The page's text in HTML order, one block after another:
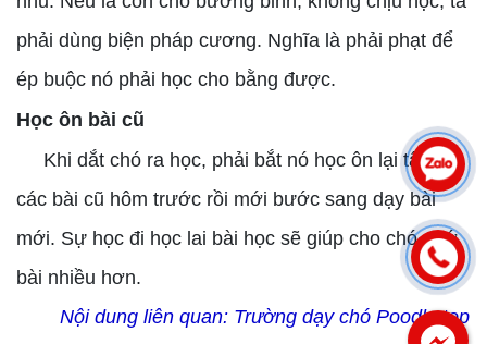
phải dùng biện pháp cương. Nghĩa là phải phạt để
ép buộc nó phải học cho bằng được.
Học ôn bài cũ
Khi dắt chó ra học, phải bắt nó học ôn lại tất cả
các bài cũ hôm trước rồi mới bước sang dạy bài
mới. Sự học đi học lai bài học sẽ giúp cho chó nhớ
bài nhiều hơn.
Nội dung liên quan: Trường dạy chó Poodle top